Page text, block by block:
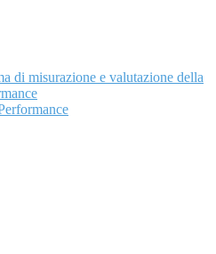
di misurazione e valutazione della